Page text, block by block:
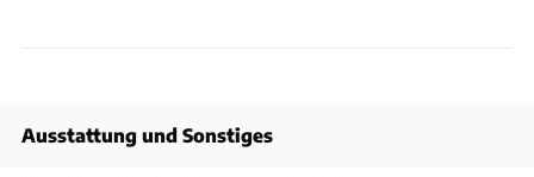
Ausstattung und Sonstiges